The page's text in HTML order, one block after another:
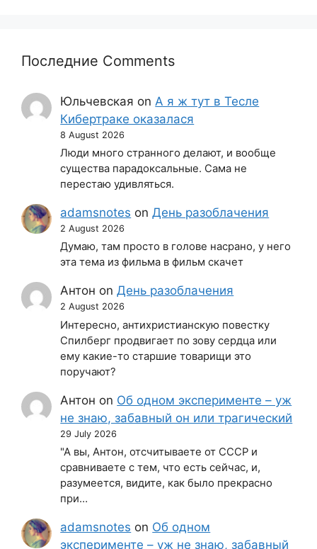
Последние Comments
Юльчевская on А я ж тут в Тесле
Кибертраке оказалася
8 August 2026
Люди много странного делают, и вообще
существа парадоксальные. Сама не
перестаю удивляться.
adamsnotes onДень разоблачения
2 August 2026
Думаю, там просто в голове насрано, у него
эта тема из фильма в фильм скачет
Антон onДень разоблачения
2 August 2026
Интересно, антихристианскую повестку
Спилберг продвигает по зову сердца или
ему какие-то старшие товарищи это
поручают?
Антон on Об одном эксперименте – уж
не знаю, забавный он или трагический
29 July 2026
"А вы, Антон, отсчитываете от СССР и
сравниваете с тем, что есть сейчас, и,
разумеется, видите, как было прекрасно
при…
adamsnotes on Об одном
эксперименте – уж не знаю, забавный